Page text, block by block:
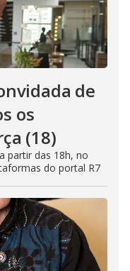
de
os
(18)
partir das 18h, no
do portal R7